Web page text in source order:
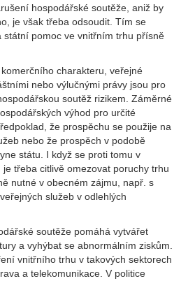
hospodářské soutěže, aniž by
je však třeba odsoudit. Tím se
státní pomoc ve vnitřním trhu přísně
charakteru, veřejné
nebo výlučnými právy jsou pro
soutěž rizikem. Záměrné
výhod pro určité
že prospěchu se použije na
nebo že prospěch v podobě
státu. I když se proti tomu v
třeba citlivě omezovat poruchy trhu
nutné v obecném zájmu, např. s
služeb v odlehlých
soutěže pomáhá vytvářet
a vyhýbat se abnormálním ziskům.
vnitřního trhu v takových sektorech
a telekomunikace. V politice